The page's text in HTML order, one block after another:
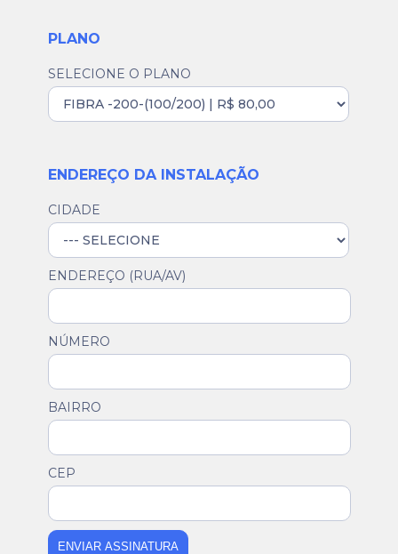
PLANO
SELECIONE O PLANO
ENDEREÇO DA INSTALAÇÃO
CIDADE
ENDEREÇO (RUA/AV)
NÚMERO
BAIRRO
CEP
ENVIAR ASSINATURA